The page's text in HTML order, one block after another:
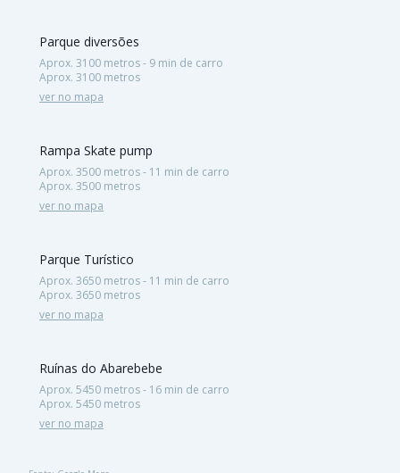
Parque diversões
Aprox. 3100 metros - 9 min de carro
Aprox. 3100 metros
ver no mapa
Rampa Skate pump
Aprox. 3500 metros - 11 min de carro
Aprox. 3500 metros
ver no mapa
Parque Turístico
Aprox. 3650 metros - 11 min de carro
Aprox. 3650 metros
ver no mapa
Ruínas do Abarebebe
Aprox. 5450 metros - 16 min de carro
Aprox. 5450 metros
ver no mapa